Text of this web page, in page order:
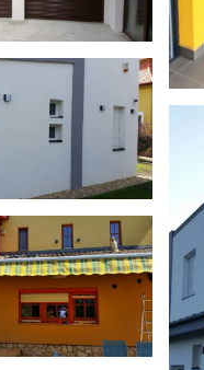
tokos
redőny
tokos
redőny